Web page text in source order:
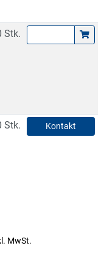
Stk.
Stk. Kontakt
MwSt.